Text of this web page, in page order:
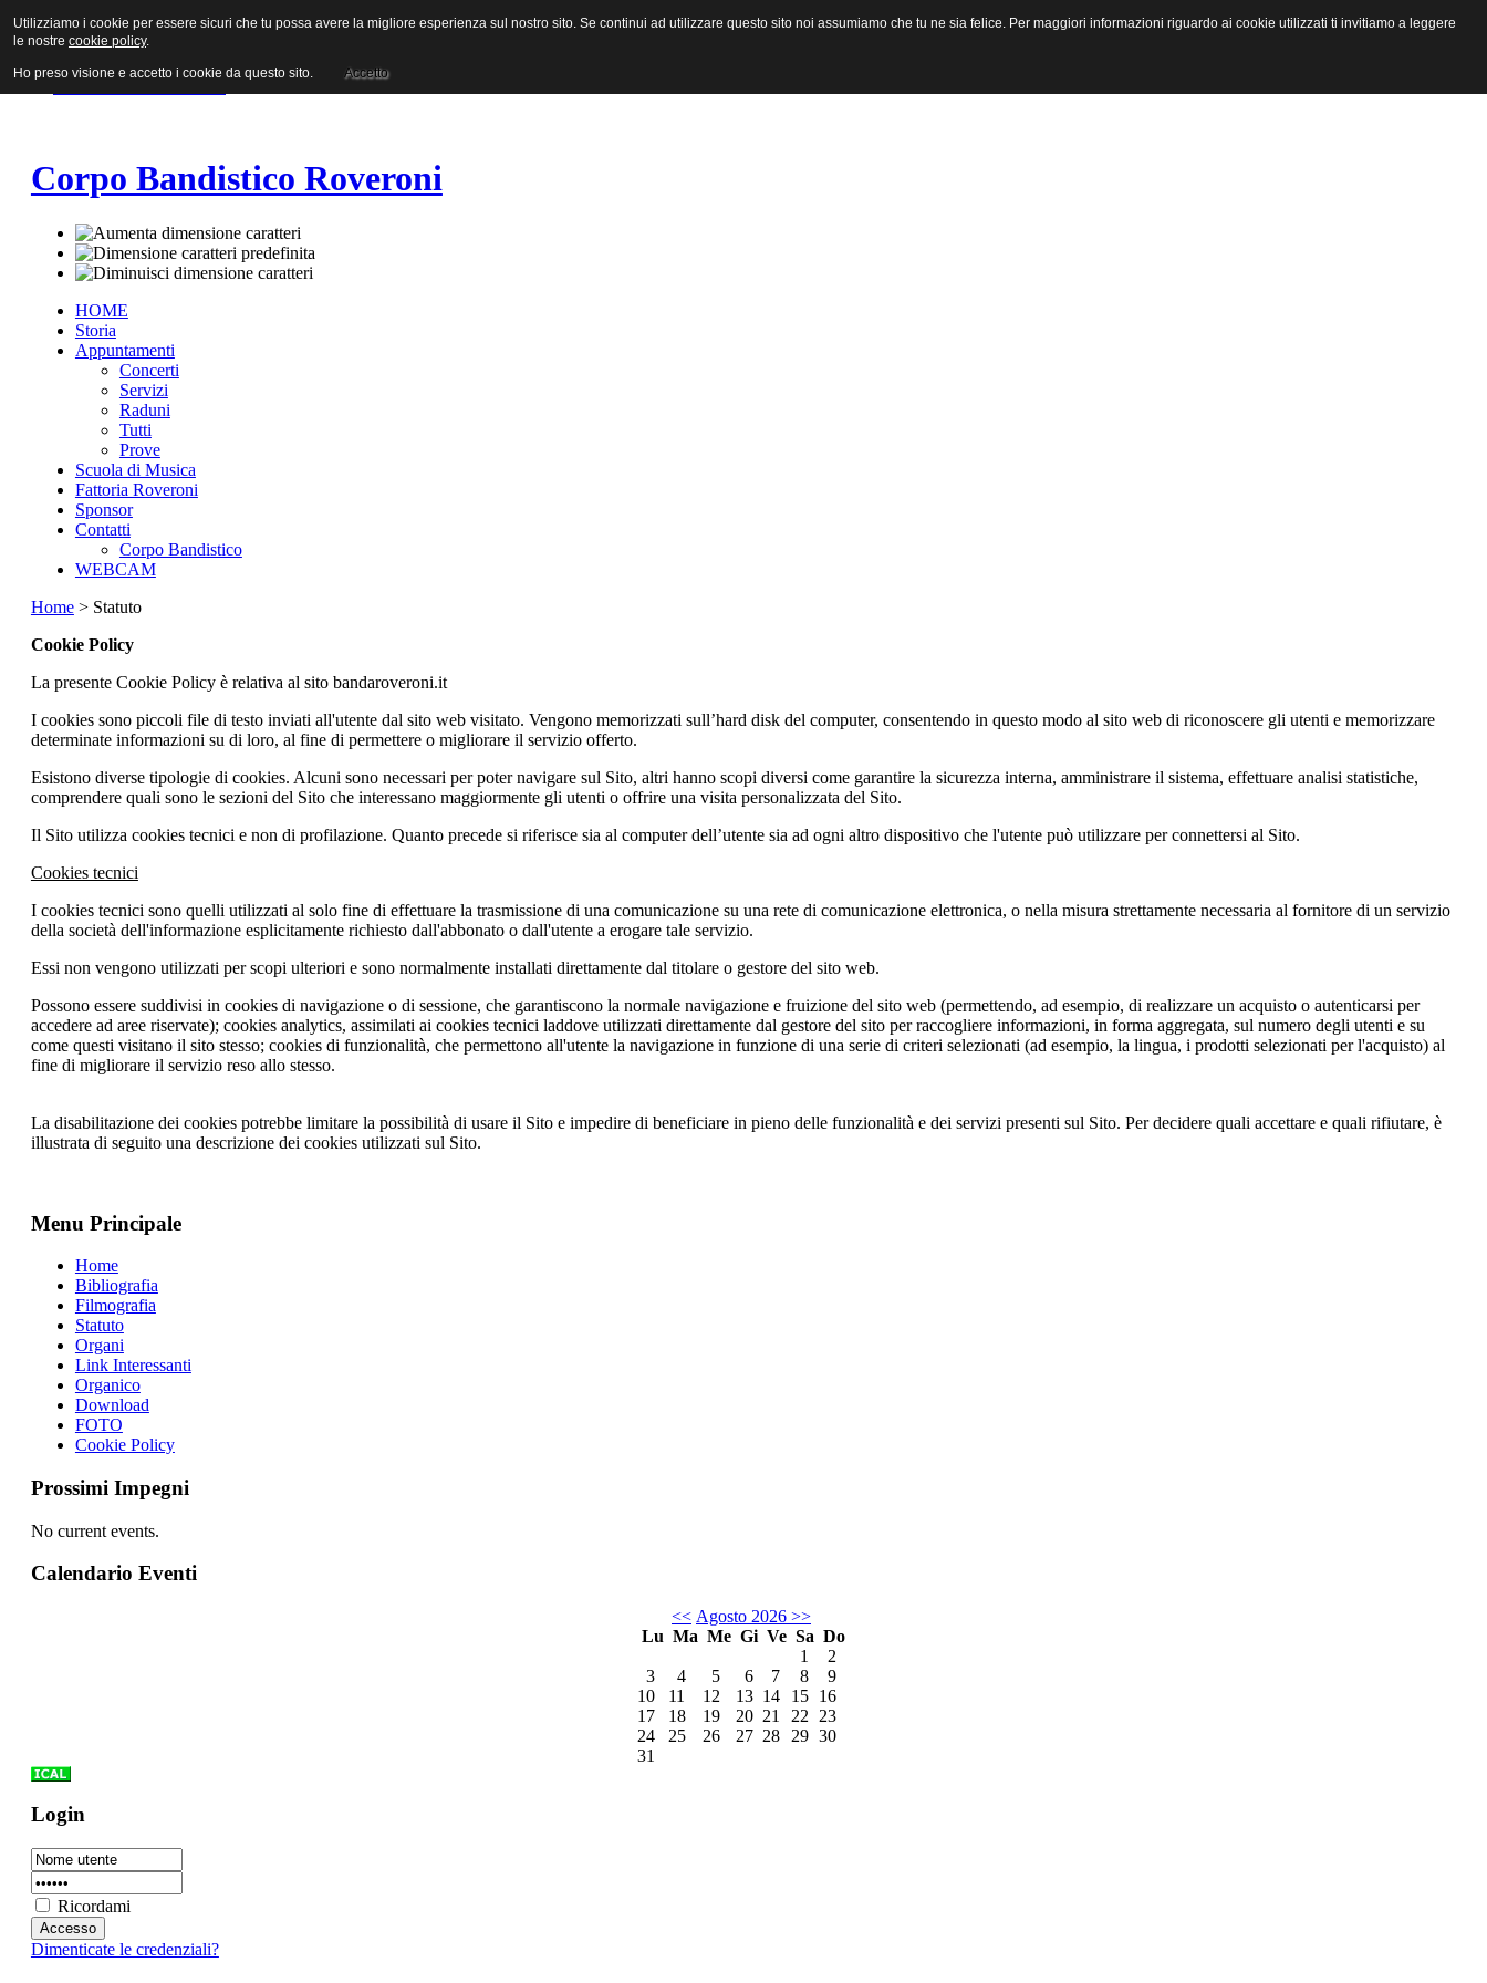
Vai al contenuto
Vai alla navigazione principale
Vai alla prima colonna
Corpo Bandistico Roveroni
HOME
Storia
Appuntamenti
Concerti
Servizi
Raduni
Tutti
Prove
Scuola di Musica
Fattoria Roveroni
Sponsor
Contatti
Corpo Bandistico
WEBCAM
Home> Statuto
Cookie Policy
La presente Cookie Policy è relativa al sito bandaroveroni.it
I cookies sono piccoli file di testo inviati all'utente dal sito web visitato. Vengono memorizzati sull’hard disk del computer, consentendo in questo modo al sito web di riconoscere gli utenti e memorizzare
determinate informazioni su di loro, al fine di permettere o migliorare il servizio offerto.
Esistono diverse tipologie di cookies. Alcuni sono necessari per poter navigare sul Sito, altri hanno scopi diversi come garantire la sicurezza interna, amministrare il sistema, effettuare analisi statistiche,
comprendere quali sono le sezioni del Sito che interessano maggiormente gli utenti o offrire una visita personalizzata del Sito.
Il Sito utilizza cookies tecnici e non di profilazione. Quanto precede si riferisce sia al computer dell’utente sia ad ogni altro dispositivo che l'utente può utilizzare per connettersi al Sito.
Cookies tecnici
I cookies tecnici sono quelli utilizzati al solo fine di effettuare la trasmissione di una comunicazione su una rete di comunicazione elettronica, o nella misura strettamente necessaria al fornitore di un servizio
della società dell'informazione esplicitamente richiesto dall'abbonato o dall'utente a erogare tale servizio.
Essi non vengono utilizzati per scopi ulteriori e sono normalmente installati direttamente dal titolare o gestore del sito web.
Possono essere suddivisi in cookies di navigazione o di sessione, che garantiscono la normale navigazione e fruizione del sito web (permettendo, ad esempio, di realizzare un acquisto o autenticarsi per
accedere ad aree riservate); cookies analytics, assimilati ai cookies tecnici laddove utilizzati direttamente dal gestore del sito per raccogliere informazioni, in forma aggregata, sul numero degli utenti e su
come questi visitano il sito stesso; cookies di funzionalità, che permettono all'utente la navigazione in funzione di una serie di criteri selezionati (ad esempio, la lingua, i prodotti selezionati per l'acquisto) al
fine di migliorare il servizio reso allo stesso.
La disabilitazione dei cookies potrebbe limitare la possibilità di usare il Sito e impedire di beneficiare in pieno delle funzionalità e dei servizi presenti sul Sito. Per decidere quali accettare e quali rifiutare, è
illustrata di seguito una descrizione dei cookies utilizzati sul Sito.
Menu Principale
Home
Bibliografia
Filmografia
Statuto
Organi
Link Interessanti
Organico
Download
FOTO
Cookie Policy
Prossimi Impegni
No current events.
Calendario Eventi
<< Agosto 2026 >>
Lu Ma Me Gi Ve Sa Do
1
2
3
4 5 6 7 8
9
10
11 12 13 14 15 16
17
18 19 20 21 22
23
24
25 26 27 28 29 30
31
Login
Ricordami
Dimenticate le credenziali?
Utilizziamo i cookie per essere sicuri che tu possa avere la migliore esperienza sul nostro sito. Se continui ad utilizzare questo sito noi assumiamo che tu ne sia felice. Per maggiori informazioni riguardo ai cookie utilizzati ti invitiamo a leggere
le nostre cookie policy.
Ho preso visione e accetto i cookie da questo sito. Accetto